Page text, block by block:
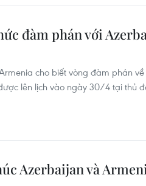
đàm phán với
cho biết vòng đàm phán
lên lịch vào ngày 30/4 tại thủ
Azerbaijan và